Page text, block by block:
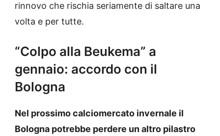
rinnovo che rischia seriamente di saltare una
volta e per tutte.
“Colpo alla Beukema” a
gennaio: accordo con il
Bologna
Nel prossimo calciomercato invernale il
Bologna potrebbe perdere un altro pilastro